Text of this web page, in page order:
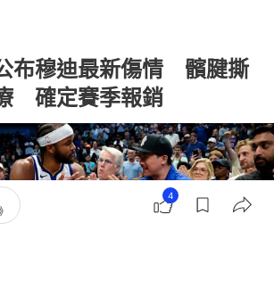
布穆迪最新傷情 髕腱撕
確定賽季報銷
4